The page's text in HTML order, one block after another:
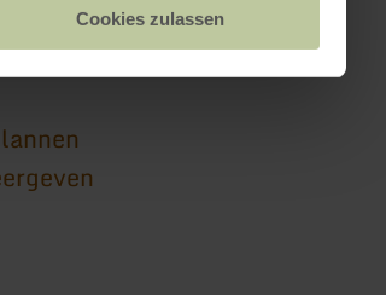
Cookies zulassen